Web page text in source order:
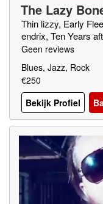
The Lazy
Thin lizzy, Early
endrix, Ten Years
Geen reviews
Blues, Jazz, Rock
€250
Bekijk Profiel